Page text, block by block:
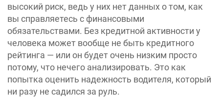
высокий риск, ведь у них нет данных о том, как
вы справляетесь с финансовыми
обязательствами. Без кредитной активности у
человека может вообще не быть кредитного
рейтинга — или он будет очень низким просто
потому, что нечего анализировать. Это как
попытка оценить надежность водителя, который
ни разу не садился за руль.